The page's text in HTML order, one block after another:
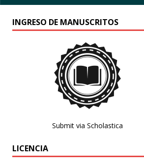
INGRESO DE MANUSCRITOS
Submit via Scholastica
LICENCIA